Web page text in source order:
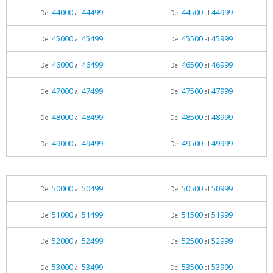
Del 44000al 44499 Del 44500al 44999
Del 45000al 45499 Del 45500al 45999
Del 46000al 46499 Del 46500al 46999
Del 47000al 47499 Del 47500al 47999
Del 48000al 48499 Del 48500al 48999
Del 49000al 49499 Del 49500al 49999
Del 50000al 50499 Del 50500al 50999
Del 51000al 51499 Del 51500al 51999
Del 52000al 52499 Del 52500al 52999
Del 53000al 53499 Del 53500al 53999